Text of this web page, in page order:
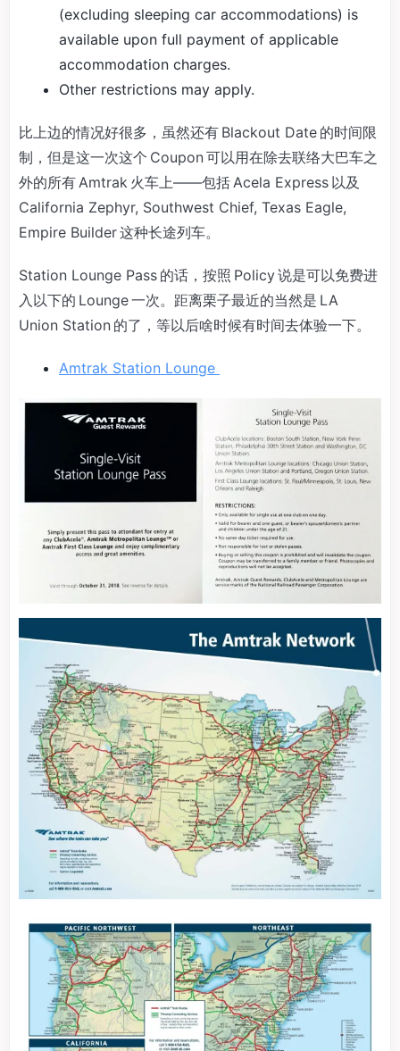
(excluding sleeping car accommodations) is
available upon full payment of applicable
accommodation charges.
Other restrictions may apply.
比上边的情况好很多，虽然还有 Blackout Date 的时间限
制，但是这一次这个 Coupon 可以用在除去联络大巴车之
外的所有 Amtrak 火车上——包括 Acela Express 以及
California Zephyr, Southwest Chief, Texas Eagle,
Empire Builder 这种长途列车。
Station Lounge Pass 的话，按照 Policy 说是可以免费进
入以下的 Lounge 一次。距离栗子最近的当然是 LA
Union Station 的了，等以后啥时候有时间去体验一下。
Amtrak Station Lounge